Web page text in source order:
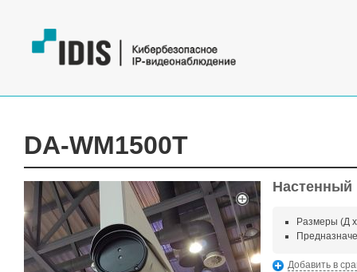
DA-WM1500T
Настенный
Размеры (Д
Добавить в